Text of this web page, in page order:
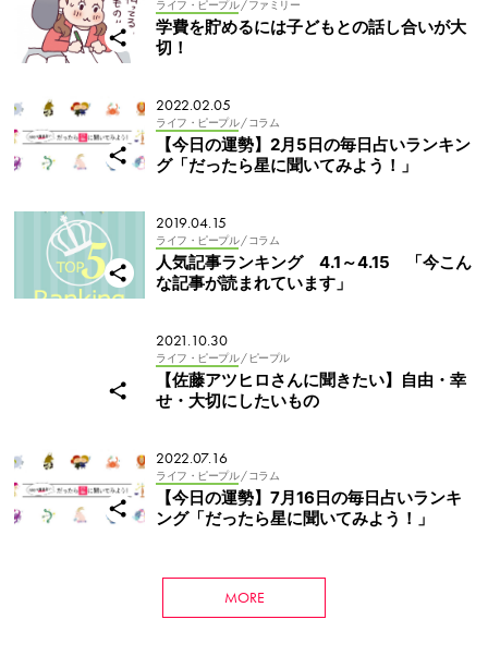
ライフ・ピープル / ファミリー
学費を貯めるには子どもとの話し合いが大
切！
2022.02.05
ライフ・ピープル / コラム
【今日の運勢】2月5日の毎日占いランキン
グ「だったら星に聞いてみよう！」
2019.04.15
ライフ・ピープル / コラム
人気記事ランキング 4.1～4.15 「今こん
な記事が読まれています」
2021.10.30
ライフ・ピープル / ピープル
【佐藤アツヒロさんに聞きたい】自由・幸
せ・大切にしたいもの
2022.07.16
ライフ・ピープル / コラム
【今日の運勢】7月16日の毎日占いランキ
ング「だったら星に聞いてみよう！」
MORE